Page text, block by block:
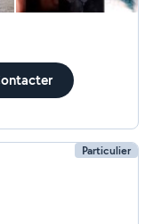
Particulier